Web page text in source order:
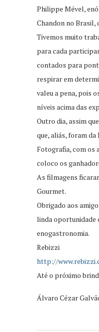
Philippe Mével,
Chandon no Brasil,
Tivemos muito
para cada
contados para
respirar em
valeu a pena, pois
níveis acima das
Outro dia, assim
que, aliás, foram da
Fotografia, com os
coloco os
As filmagens
Gourmet.
Obrigado aos
linda oportunidade
enogastronomia.
Rebizzi
http://
Até o próximo
Álvaro Cézar